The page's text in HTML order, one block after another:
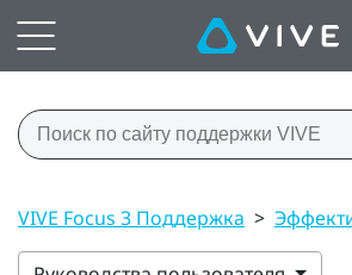
VIVE Focus 3 Поддержка >